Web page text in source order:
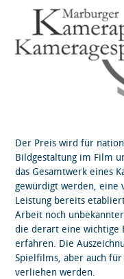
Der Preis wird für
Bildgestaltung im Film
das Gesamtwerk eines
gewürdigt werden, eine
Leistung bereits
Arbeit noch
die derart eine wichtige
erfahren. Die
Spielfilms, aber auch
verliehen werden.